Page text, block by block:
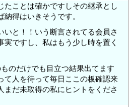
たことは確かですしその継承とし
得はいきそうです。
いと！！いう断言されてる会員さ
実ですし、私はもう少し時を置く
のだけでも目立つ結果出てます
て人を待って毎日ここの板確認来
まだ未取得の私にヒントをくださ